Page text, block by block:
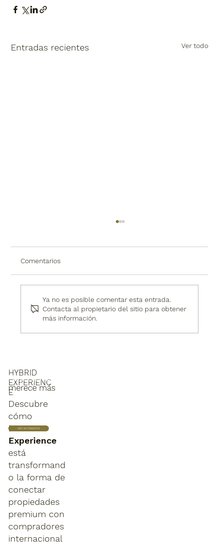
Entradas recientes Ver todo
Cómo preparar tu vivienda en verano
Comentarios
Ya no es posible comentar esta entrada.
Contacta al propietario del sitio para obtener
más información.
HYBRID
EXPERIENC
E
Tu propiedad
merece más
Descubre
cómo
HYBRID
Experience
está
transformand
o la forma de
conectar
propiedades
premium con
compradores
internacional
MÁS INFORMACIÓN